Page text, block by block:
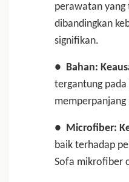
perawatan yang
dibandingkan
signifikan.
● Bahan:
tergantung
● Microfiber:
baik terhadap
Sofa mikrofiber